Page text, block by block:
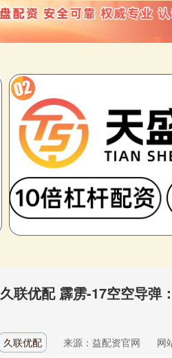
久联优配 霹雳-17空空导弹
久联优配 来源：益配资官网 网